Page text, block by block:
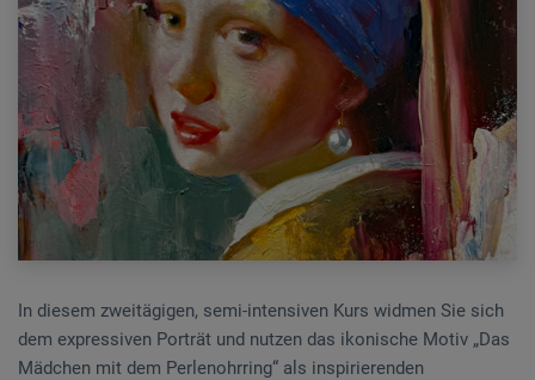
In diesem zweitägigen, semi-intensiven Kurs widmen Sie sich
dem expressiven Porträt und nutzen das ikonische Motiv „Das
Mädchen mit dem Perlenohrring“ als inspirierenden